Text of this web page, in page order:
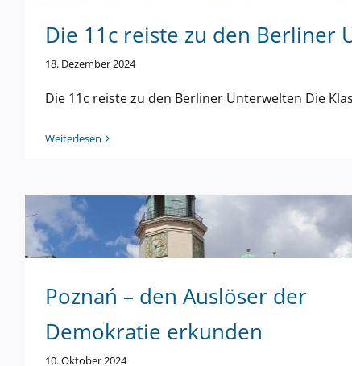
Die 11c reiste zu den Berliner
18. Dezember 2024
Die 11c reiste zu den Berliner Unterwelten Die
Weiterlesen
Poznań – den Auslöser der
Demokratie erkunden
10. Oktober 2024